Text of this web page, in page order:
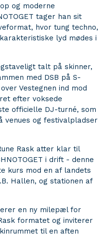
og moderne
tager han sit
hvor tung techno,
lyd mødes i
talt på skinner,
med DSB på S-
Vestegnen ind mod
efter voksede
officielle DJ-turné, som
venues og festivalpladser
Rask atter klar til
i drift - denne
kurs mod en af landets
Hallen, og stationen af
en ny milepæl for
formatet og inviterer
til en aften